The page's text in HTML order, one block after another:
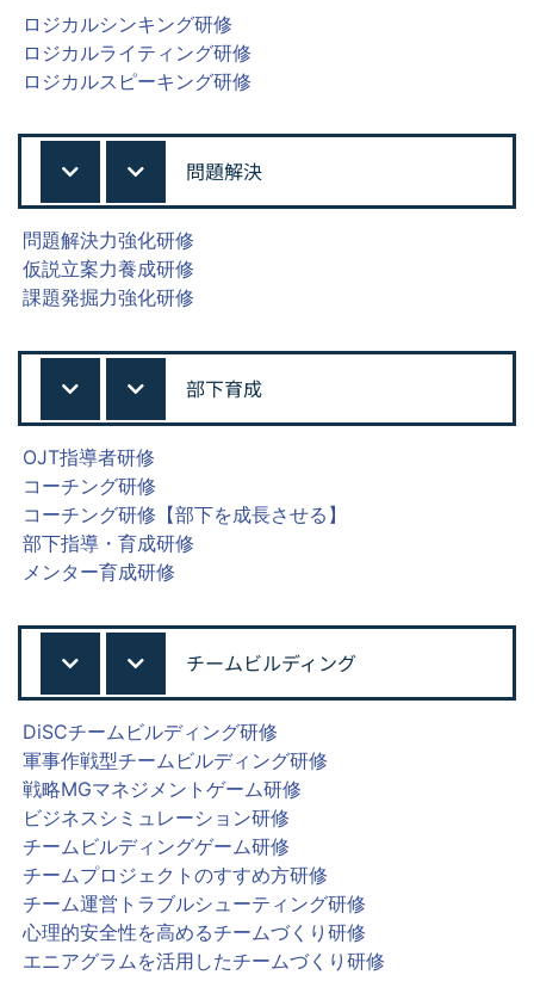
ロジカルシンキング研修
ロジカルライティング研修
ロジカルスピーキング研修
問題解決
問題解決力強化研修
仮説立案力養成研修
課題発掘力強化研修
部下育成
OJT指導者研修
コーチング研修
コーチング研修【部下を成長させる】
部下指導・育成研修
メンター育成研修
チームビルディング
DiSCチームビルディング研修
軍事作戦型チームビルディング研修
戦略MGマネジメントゲーム研修
ビジネスシミュレーション研修
チームビルディングゲーム研修
チームプロジェクトのすすめ方研修
チーム運営トラブルシューティング研修
心理的安全性を高めるチームづくり研修
エニアグラムを活用したチームづくり研修